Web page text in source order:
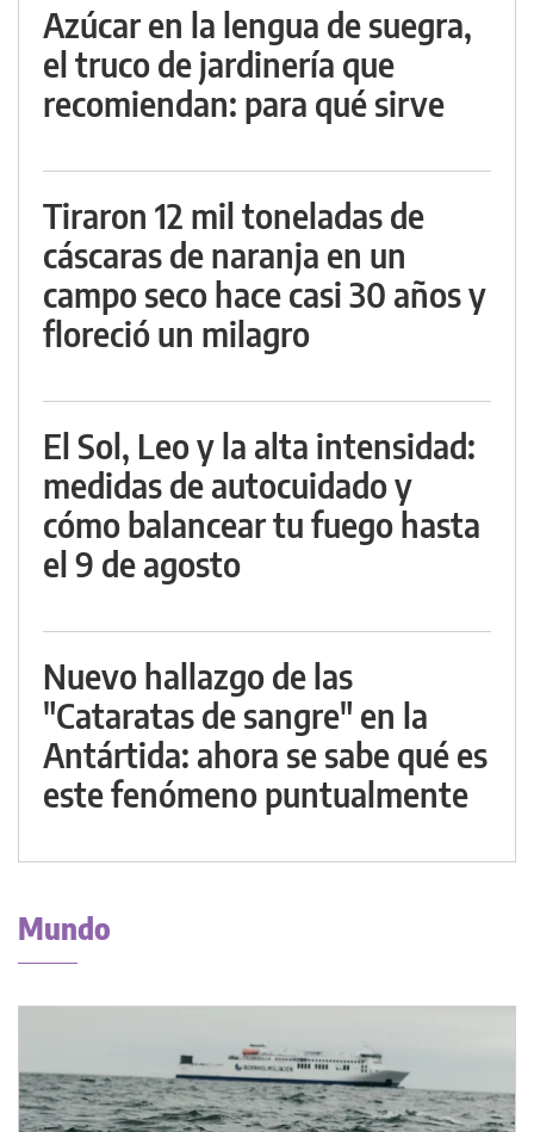
Azúcar en la lengua de suegra,
el truco de jardinería que
recomiendan: para qué sirve
Tiraron 12 mil toneladas de
cáscaras de naranja en un
campo seco hace casi 30 años y
floreció un milagro
El Sol, Leo y la alta intensidad:
medidas de autocuidado y
cómo balancear tu fuego hasta
el 9 de agosto
Nuevo hallazgo de las
"Cataratas de sangre" en la
Antártida: ahora se sabe qué es
este fenómeno puntualmente
Mundo